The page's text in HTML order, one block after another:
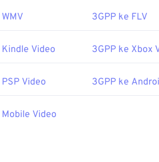
3GPP ke FLV
Video 3GPP ke Xbox
Video 3GPP ke
Video